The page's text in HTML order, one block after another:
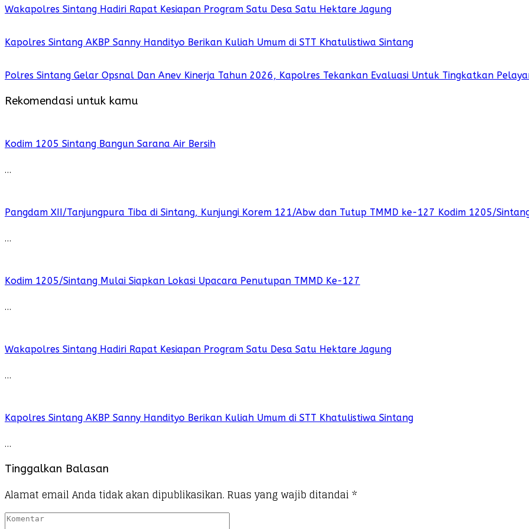
Wakapolres Sintang Hadiri Rapat Kesiapan Program Satu Desa Satu Hektare Jagung
Kapolres Sintang AKBP Sanny Handityo Berikan Kuliah Umum di STT Khatulistiwa Sintang
Polres Sintang Gelar Opsnal Dan Anev Kinerja Tahun 2026, Kapolres Tekankan Evaluasi Untuk Tingkatkan
Rekomendasi untuk kamu
Kodim 1205 Sintang Bangun Sarana Air Bersih
…
Pangdam XII/Tanjungpura Tiba di Sintang, Kunjungi Korem 121/Abw dan Tutup TMMD ke-127 Kodim 1205/
…
Kodim 1205/Sintang Mulai Siapkan Lokasi Upacara Penutupan TMMD Ke-127
…
Wakapolres Sintang Hadiri Rapat Kesiapan Program Satu Desa Satu Hektare Jagung
…
Kapolres Sintang AKBP Sanny Handityo Berikan Kuliah Umum di STT Khatulistiwa Sintang
…
Tinggalkan Balasan
Alamat email Anda tidak akan dipublikasikan. Ruas yang wajib ditandai *